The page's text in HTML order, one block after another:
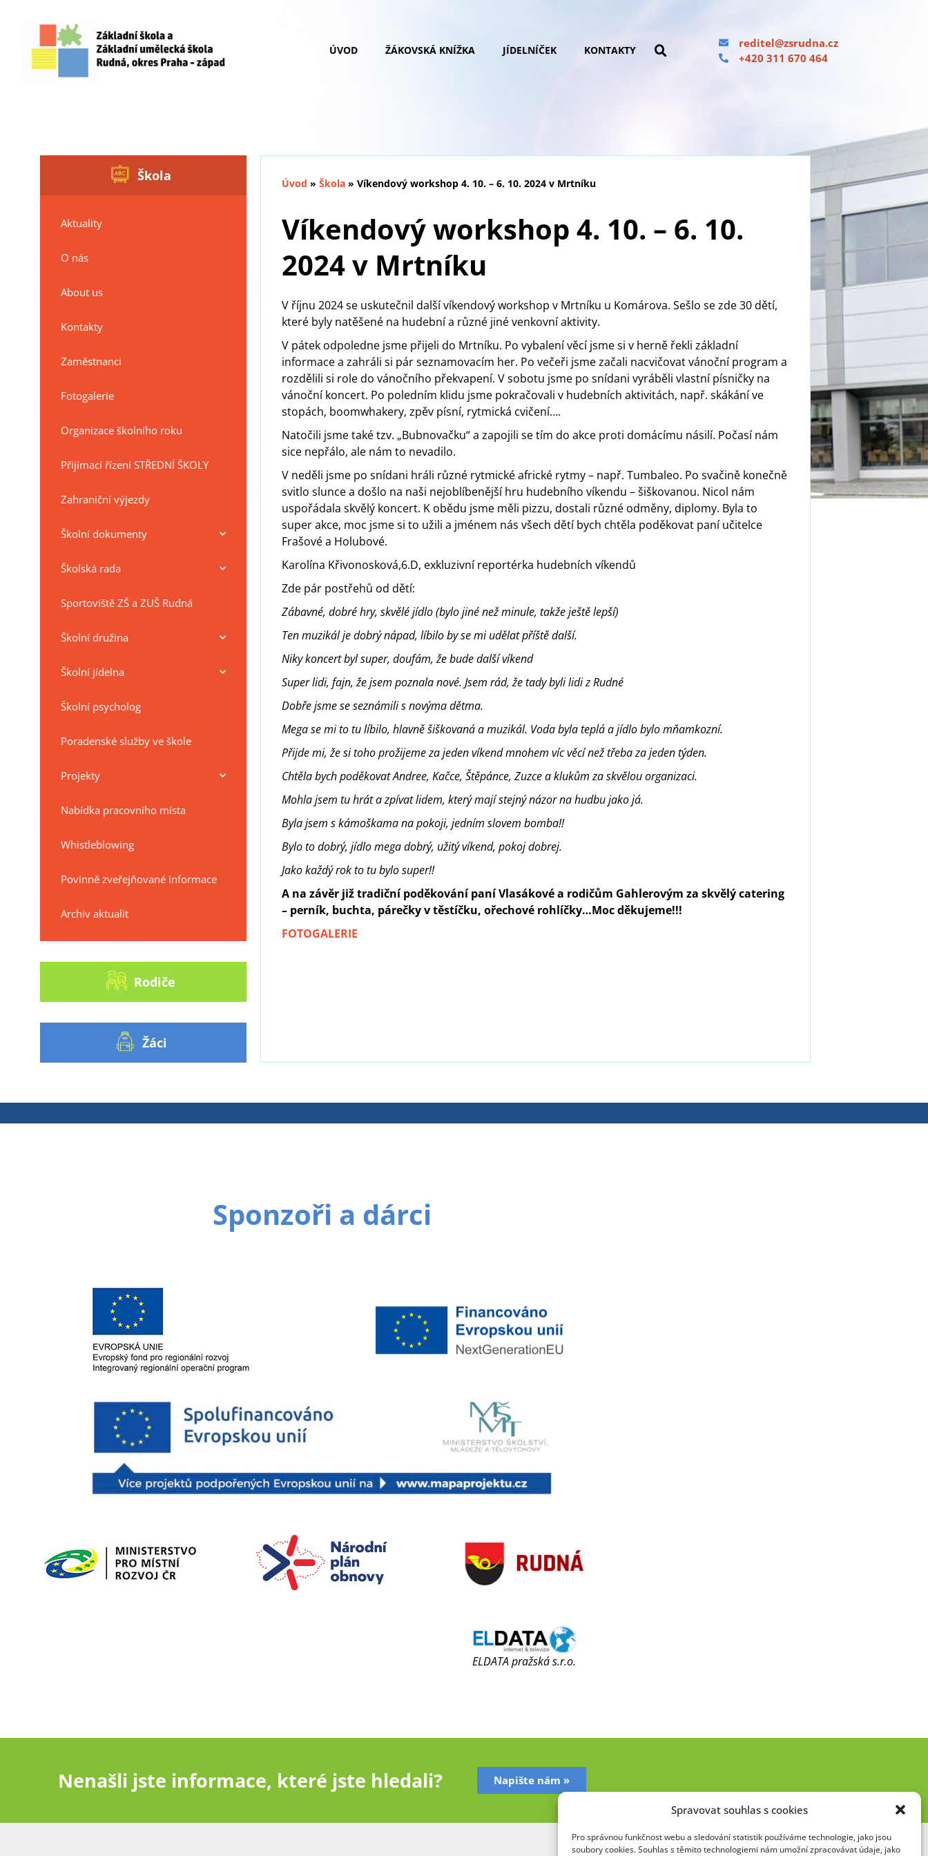
Spravovat souhlas s cookies
Pro správnou funkčnost webu a sledování statistik používáme technologie, jako jsou
soubory cookies. Souhlas s těmito technologiemi nám umožní zpracovávat údaje, jako
ÚVOD ŽÁKOVSKÁ KNÍŽKA JÍDELNÍČEK KONTAKTY
reditel@zsrudna.cz
+420 311 670 464
Škola
Aktuality
O nás
About us
Kontakty
Zaměstnanci
Fotogalerie
Organizace školního roku
Přijímací řízení STŘEDNÍ ŠKOLY
Zahraniční výjezdy
Školní dokumenty
Školská rada
Sportoviště ZŠ a ZUŠ Rudná
Školní družina
Školní jídelna
Školní psycholog
Poradenské služby ve škole
Projekty
Nabídka pracovního místa
Whistleblowing
Povinně zveřejňované informace
Archiv aktualit
Rodiče
Žáci
Úvod »Škola »Víkendový workshop 4. 10. – 6. 10. 2024 v Mrtníku
Víkendový workshop 4. 10. – 6. 10.
2024 v Mrtníku
V říjnu 2024 se uskutečnil další víkendový workshop v Mrtníku u Komárova. Sešlo se zde 30 dětí,
které byly natěšené na hudební a různé jiné venkovní aktivity.
V pátek odpoledne jsme přijeli do Mrtníku. Po vybalení věcí jsme si v herně řekli základní
informace a zahráli si pár seznamovacím her. Po večeři jsme začali nacvičovat vánoční program a
rozdělili si role do vánočního překvapení. V sobotu jsme po snídani vyráběli vlastní písničky na
vánoční koncert. Po poledním klidu jsme pokračovali v hudebních aktivitách, např. skákání ve
stopách, boomwhakery, zpěv písní, rytmická cvičení….
Natočili jsme také tzv. „Bubnovačku“ a zapojili se tím do akce proti domácímu násilí. Počasí nám
sice nepřálo, ale nám to nevadilo.
V neděli jsme po snídani hráli různé rytmické africké rytmy – např. Tumbaleo. Po svačině konečně
svitlo slunce a došlo na naši nejoblíbenější hru hudebního víkendu – šiškovanou. Nicol nám
uspořádala skvělý koncert. K obědu jsme měli pizzu, dostali různé odměny, diplomy. Byla to
super akce, moc jsme si to užili a jménem nás všech dětí bych chtěla poděkovat paní učitelce
Frašové a Holubové.
Karolína Křivonosková,6.D, exkluzivní reportérka hudebních víkendů
Zde pár postřehů od dětí:
Zábavné, dobré hry, skvělé jídlo (bylo jiné než minule, takže ještě lepší)
Ten muzikál je dobrý nápad, líbilo by se mi udělat příště další.
Niky koncert byl super, doufám, že bude další víkend
Super lidi, fajn, že jsem poznala nové. Jsem rád, že tady byli lidi z Rudné
Dobře jsme se seznámili s novýma dětma.
Mega se mi to tu líbilo, hlavně šiškovaná a muzikál. Voda byla teplá a jídlo bylo mňamkozní.
Přijde mi, že si toho prožijeme za jeden víkend mnohem víc věcí než třeba za jeden týden.
Chtěla bych poděkovat Andree, Kačce, Štěpánce, Zuzce a klukům za skvělou organizaci.
Mohla jsem tu hrát a zpívat lidem, který mají stejný názor na hudbu jako já.
Byla jsem s kámoškama na pokoji, jedním slovem bomba!!
Bylo to dobrý, jídlo mega dobrý, užitý víkend, pokoj dobrej.
Jako každý rok to tu bylo super!!
A na závěr již tradiční poděkování paní Vlasákové a rodičům Gahlerovým za skvělý catering
– perník, buchta, párečky v těstíčku, ořechové rohlíčky…Moc děkujeme!!!
FOTOGALERIE
Sponzoři a dárci
ELDATA pražská s.r.o.
Nenašli jste informace, které jste hledali? Napište nám »